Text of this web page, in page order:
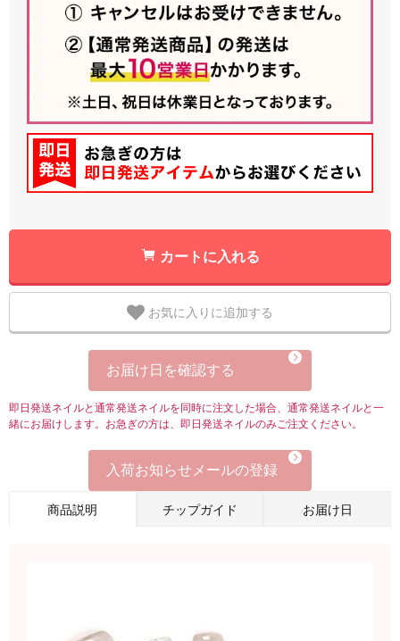
カートに入れる
お気に入りに追加する
お届け日を確認する
即日発送ネイルと通常発送ネイルを同時に注文した場合、通常発送ネイルと一
緒にお届けします。お急ぎの方は、即日発送ネイルのみご注文ください。
入荷お知らせメールの登録
商品説明 チップガイド お届け日